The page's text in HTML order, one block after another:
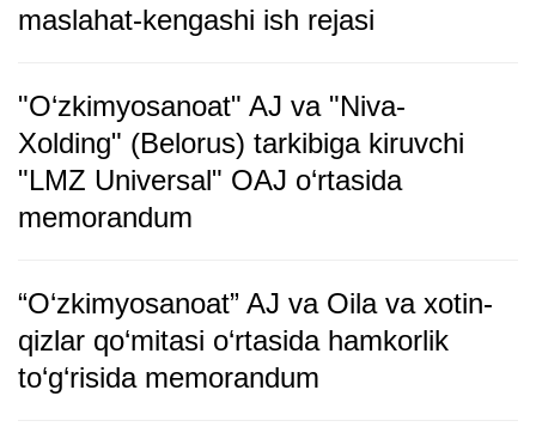
maslahat-kengashi ish rejasi
"O‘zkimyosanoat" AJ va "Niva-
Xolding" (Belorus) tarkibiga kiruvchi
"LMZ Universal" OAJ o‘rtasida
memorandum
“O‘zkimyosanoat” AJ va Oila va xotin-
qizlar qo‘mitasi o‘rtasida hamkorlik
to‘g‘risida memorandum